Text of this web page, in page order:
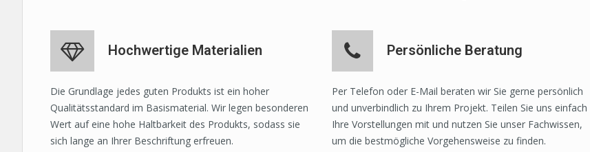
Hochwertige Materialien
Die Grundlage jedes guten Produkts ist ein hoher
Qualitätsstandard im Basismaterial. Wir legen besonderen
Wert auf eine hohe Haltbarkeit des Produkts, sodass sie
sich lange an Ihrer Beschriftung erfreuen.
Persönliche Beratung
Per Telefon oder E-Mail beraten wir Sie gerne persönlich
und unverbindlich zu Ihrem Projekt. Teilen Sie uns einfach
Ihre Vorstellungen mit und nutzen Sie unser Fachwissen,
um die bestmögliche Vorgehensweise zu finden.